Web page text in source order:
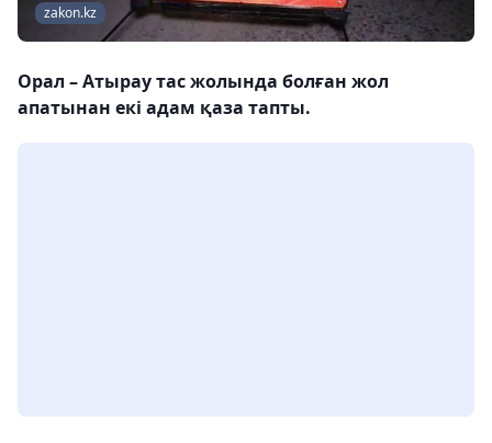
zakon.kz
Орал – Атырау тас жолында болған жол
апатынан екі адам қаза тапты.